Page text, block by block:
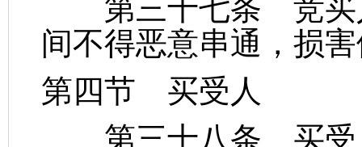
第三十七条 竞买
间不得恶意串通，损
第四节 买受人
第三十八条 买受